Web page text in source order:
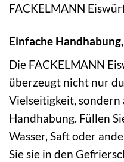
FACKELMANN
Einfache
Die FACKELMANN
überzeugt nicht nur
Vielseitigkeit,
Handhabung. Füllen
Wasser, Saft oder
Sie sie in den